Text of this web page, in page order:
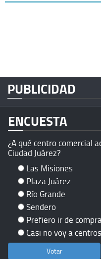
PUBLICIDAD
ENCUESTA
¿A qué centro comercial
Ciudad Juárez?
Las Misiones
Plaza Juárez
Río Grande
Sendero
Prefiero ir de
Casi no voy a